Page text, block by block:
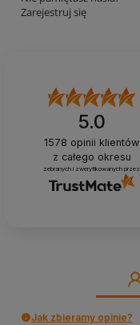
Zarejestruj się
5.0
1578 opinii klientów
z całego okresu
zebranych i zweryfikowanych przez
Jak zbieramy opinie?